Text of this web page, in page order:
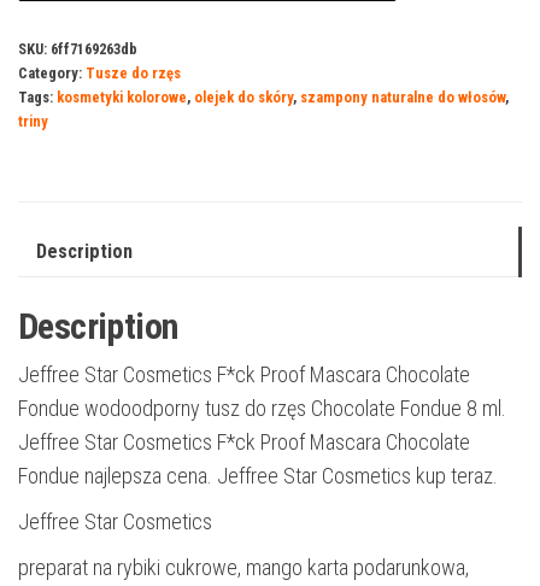
SKU: 6ff7169263db
Category: Tusze do rzęs
Tags: kosmetyki kolorowe, olejek do skóry, szampony naturalne do włosów,
triny
Description
Description
Jeffree Star Cosmetics F*ck Proof Mascara Chocolate
Fondue wodoodporny tusz do rzęs Chocolate Fondue 8 ml.
Jeffree Star Cosmetics F*ck Proof Mascara Chocolate
Fondue najlepsza cena. Jeffree Star Cosmetics kup teraz.
Jeffree Star Cosmetics
preparat na rybiki cukrowe, mango karta podarunkowa,